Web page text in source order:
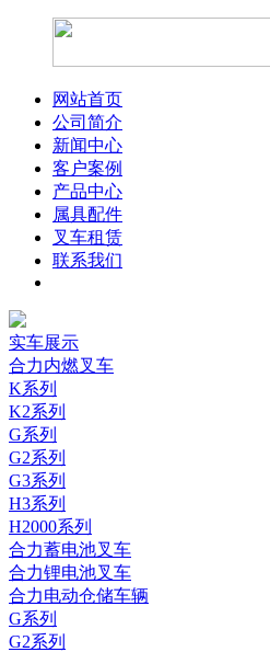
网站首页
公司简介
新闻中心
客户案例
产品中心
属具配件
叉车租赁
联系我们
实车展示
合力内燃叉车
K系列
K2系列
G系列
G2系列
G3系列
H3系列
H2000系列
合力蓄电池叉车
合力锂电池叉车
合力电动仓储车辆
G系列
G2系列